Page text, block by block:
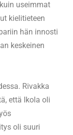
useimmat
kielitieteen
hän innosti
keskeinen
Rivakka
että Ikola oli
oli suuri